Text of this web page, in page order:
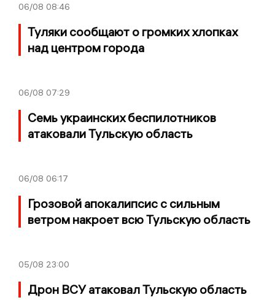
06/08 08:46
Туляки сообщают о громких хлопках
над центром города
06/08 07:29
Семь украинских беспилотников
атаковали Тульскую область
06/08 06:17
Грозовой апокалипсис с сильным
ветром накроет всю Тульскую область
05/08 23:00
Дрон ВСУ атаковал Тульскую область